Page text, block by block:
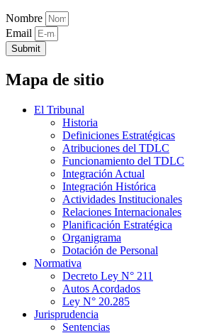
Nombre
Email
Submit
Mapa de sitio
El Tribunal
Historia
Definiciones Estratégicas
Atribuciones del TDLC
Funcionamiento del TDLC
Integración Actual
Integración Histórica
Actividades Institucionales
Relaciones Internacionales
Planificación Estratégica
Organigrama
Dotación de Personal
Normativa
Decreto Ley N° 211
Autos Acordados
Ley N° 20.285
Jurisprudencia
Sentencias